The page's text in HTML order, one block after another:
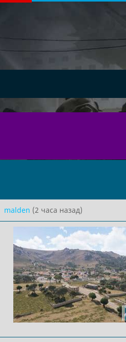
malden (2 часа назад)